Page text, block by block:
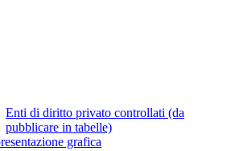
Enti di diritto privato controllati (da
pubblicare in tabelle)
grafica